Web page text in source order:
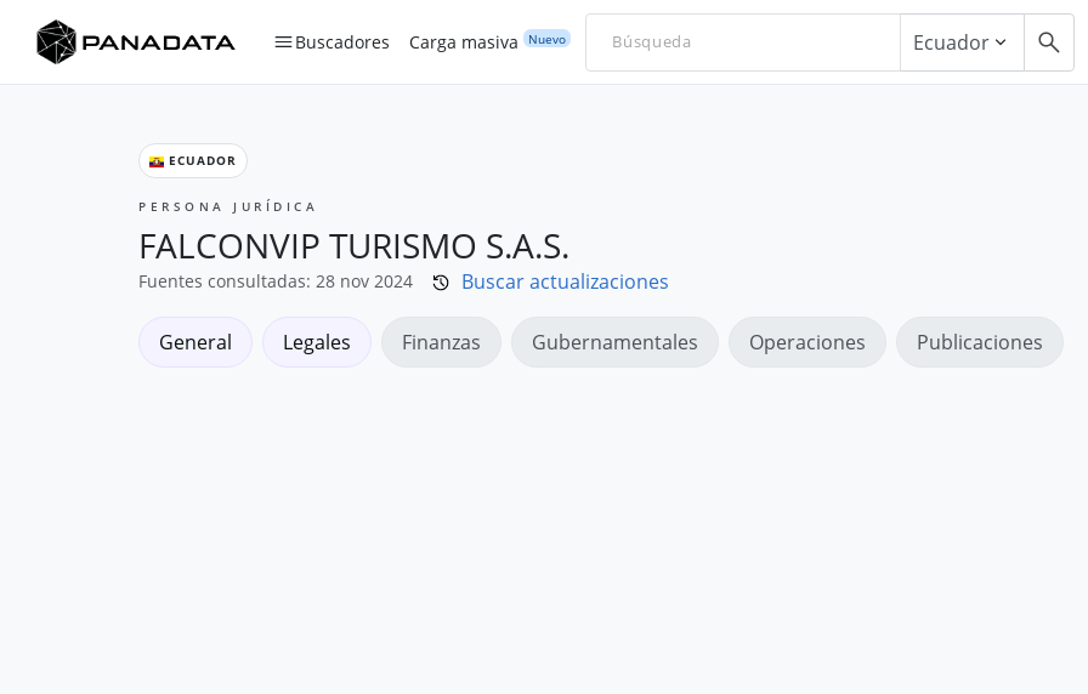
Buscadores Carga masiva Nuevo Ecuador
ECUADOR
PERSONA JURÍDICA
FALCONVIP TURISMO S.A.S.
Fuentes consultadas: 28 nov 2024 Buscar actualizaciones
General Legales Finanzas Gubernamentales Operaciones Publicaciones